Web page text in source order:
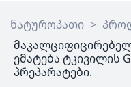
ნატუროპათი >
ემატება ტკივილის
პრეპარატები.